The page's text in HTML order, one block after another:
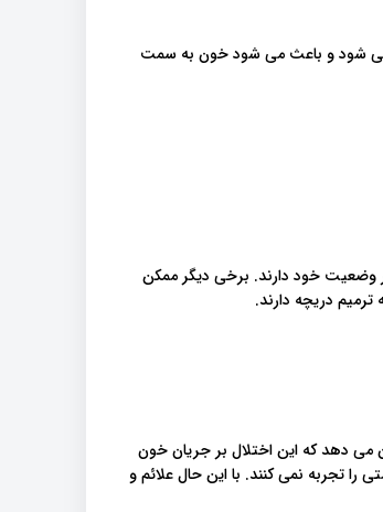
نمی شود و باعث می شود خون به سمت
وضعیت خود دارند. برخی دیگر ممکن
ترمیم دریچه دارند.
می دهد که این اختلال بر جریان خون
را تجربه نمی کنند. با این حال علائم و